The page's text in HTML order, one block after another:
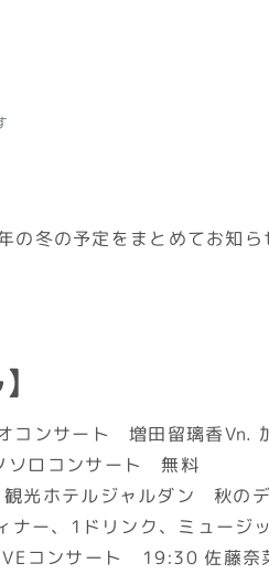
冬の予定をまとめてお知ら
ンサート 増田留璃香Vn.
ロコンサート 無料
ホテルジャルダン 秋の
ー、1ドリンク、ミュージ
コンサート 19:30 佐藤奈